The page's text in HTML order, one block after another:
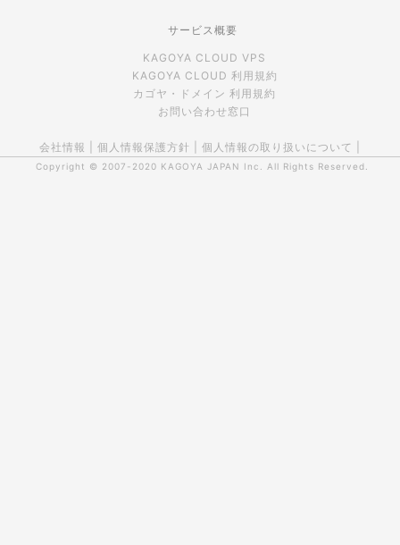
サービス概要
KAGOYA CLOUD VPS
KAGOYA CLOUD 利用規約
カゴヤ・ドメイン 利用規約
お問い合わせ窓口
会社情報 個人情報保護方針 個人情報の取り扱いについて
Copyright © 2007-2020 KAGOYA JAPAN Inc. All Rights Reserved.